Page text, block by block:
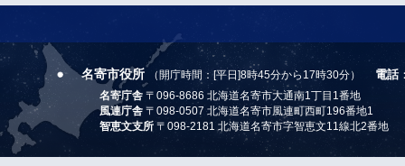
名寄市役所 （開庁時間：[平日]8時45分から17時30分） 電話
名寄庁舎 〒096-8686 北海道名寄市大通南1丁目1番地
風連庁舎 〒098-0507 北海道名寄市風連町西町196番地1
智恵文支所 〒098-2181 北海道名寄市字智恵文11線北2番地